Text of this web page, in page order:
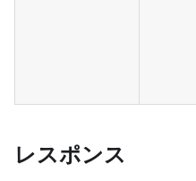
レスポンス